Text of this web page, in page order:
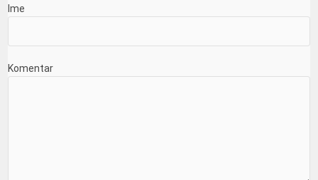
Ime
Komentar